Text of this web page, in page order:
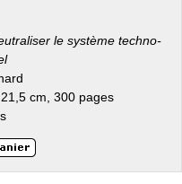
le système techno-
cm, 300 pages